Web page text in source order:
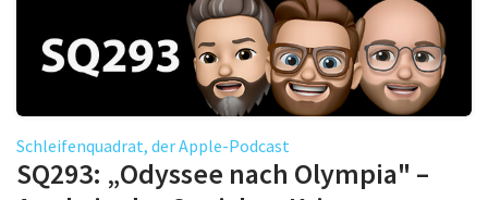
Schleifenquadrat, der Apple-Podcast
SQ293: „Odyssee nach Olympia" –